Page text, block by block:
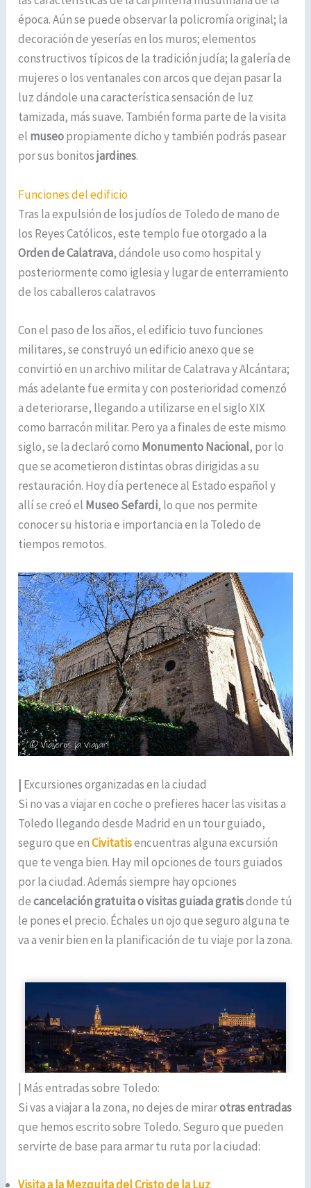
época. Aún se puede observar la policromía original; la
decoración de yeserías en los muros; elementos
constructivos típicos de la tradición judía; la galería de
mujeres o los ventanales con arcos que dejan pasar la
luz dándole una característica sensación de luz
tamizada, más suave. También forma parte de la visita
el museopropiamente dicho y también podrás pasear
por sus bonitosjardines.
Funciones del edificio
Tras la expulsión de los judíos de Toledo de mano de
los Reyes Católicos, este templo fue otorgado a la
Orden de Calatrava, dándole uso como hospital y
posteriormente como iglesia y lugar de enterramiento
de los caballeros calatravos
Con el paso de los años, el edificio tuvo funciones
militares, se construyó un edificio anexo que se
convirtió en un archivo militar de Calatrava y Alcántara;
más adelante fue ermita y con posterioridad comenzó
a deteriorarse, llegando a utilizarse en el siglo XIX
como barracón militar. Pero ya a finales de este mismo
siglo, se la declaró como Monumento Nacional, por lo
que se acometieron distintas obras dirigidas a su
restauración. Hoy día pertenece al Estado español y
allí se creó el Museo Sefardi, lo que nos permite
conocer su historia e importancia en la Toledo de
tiempos remotos.
| Excursiones organizadas en la ciudad
Si no vas a viajar en coche o prefieres hacer las visitas a
Toledo llegando desde Madrid en un tour guiado,
seguro que enCivitatisencuentras alguna excursión
que te venga bien. Hay mil opciones de tours guiados
por la ciudad. Además siempre hay opciones
decancelación gratuita o visitas guiada gratisdonde tú
le pones el precio. Échales un ojo que seguro alguna te
va a venir bien en la planificación de tu viaje por la zona.
| Más entradas sobre Toledo:
Si vas a viajar a la zona, no dejes de mirarotras entradas
que hemos escrito sobre Toledo. Seguro que pueden
servirte de base para armar tu ruta por la ciudad:
Visita a la Mezquita del Cristo de la Luz